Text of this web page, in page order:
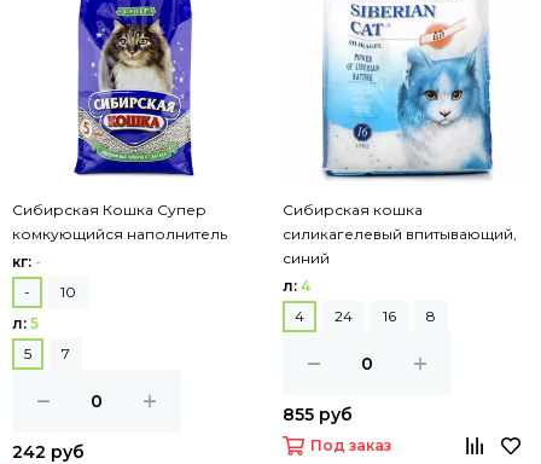
Сибирская Кошка Супер
комкующийся наполнитель
кг: -
-
10
л: 5
5
7
242 руб
Сибирская кошка
силикагелевый впитывающий,
синий
л: 4
4
24 16 8
855 руб
Под заказ